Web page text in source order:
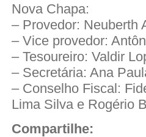
Nova Chapa:
– Provedor: Neuberth
– Vice provedor:
– Tesoureiro: Valdir
– Secretária: Ana
– Conselho Fiscal:
Lima Silva e Rogério
Compartilhe: